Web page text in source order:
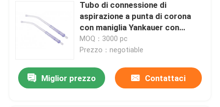
Tubo di connessione di
aspirazione a punta di corona
con maniglia Yankauer con
ventola
MOQ：3000 pc
Prezzo：negotiable
Miglior prezzo Contattaci